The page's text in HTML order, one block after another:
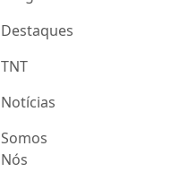
Destaques
TNT
Notícias
Somos
Nós